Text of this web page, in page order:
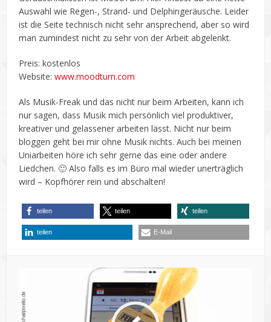
Auswahl wie Regen-, Strand- und Delphingeräusche. Leider
ist die Seite technisch nicht sehr ansprechend, aber so wird
man zumindest nicht zu sehr von der Arbeit abgelenkt.
Preis: kostenlos
Website:www.moodturn.com
Als Musik-Freak und das nicht nur beim Arbeiten, kann ich
nur sagen, dass Musik mich persönlich viel produktiver,
kreativer und gelassener arbeiten lässt. Nicht nur beim
bloggen geht bei mir ohne Musik nichts. Auch bei meinen
Uniarbeiten höre ich sehr gerne das eine oder andere
Liedchen. 🙂 Also falls es im Büro mal wieder unerträglich
wird – Kopfhörer rein und abschalten!
teilen teilen teilen
teilen E-Mail